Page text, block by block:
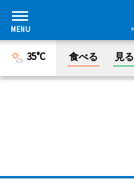
35°C 食べる 見